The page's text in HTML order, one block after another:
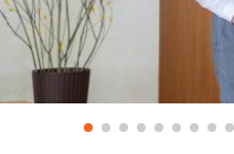
Microsoft
MRU mobilios
Pagalbos
Profesinė